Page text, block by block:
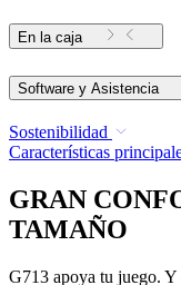
En la caja
Software y Asistencia
Sostenibilidad
Características
GRAN
TAMAÑO
G713 apoya tu juego.